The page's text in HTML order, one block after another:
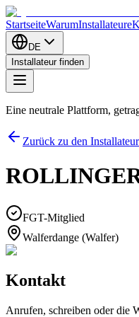
StartseiteWarumInstallateure
DE
Installateur finden
Eine neutrale Plattform,
Zurück zu den
FGT-Mitglied
Walferdange (Walfer)
Kontakt
Anrufen, schreiben oder die